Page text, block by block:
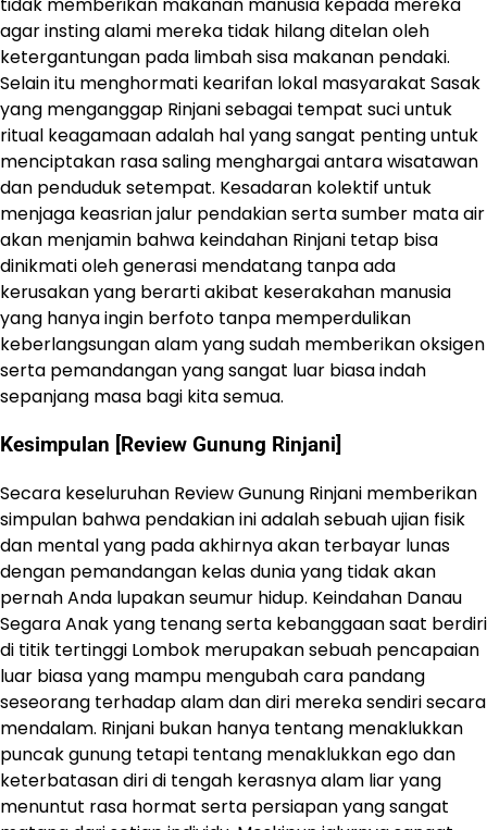
agar insting alami mereka tidak hilang ditelan oleh
ketergantungan pada limbah sisa makanan pendaki.
Selain itu menghormati kearifan lokal masyarakat Sasak
yang menganggap Rinjani sebagai tempat suci untuk
ritual keagamaan adalah hal yang sangat penting untuk
menciptakan rasa saling menghargai antara wisatawan
dan penduduk setempat. Kesadaran kolektif untuk
menjaga keasrian jalur pendakian serta sumber mata air
akan menjamin bahwa keindahan Rinjani tetap bisa
dinikmati oleh generasi mendatang tanpa ada
kerusakan yang berarti akibat keserakahan manusia
yang hanya ingin berfoto tanpa memperdulikan
keberlangsungan alam yang sudah memberikan oksigen
serta pemandangan yang sangat luar biasa indah
sepanjang masa bagi kita semua.
Kesimpulan [Review Gunung Rinjani]
Secara keseluruhan Review Gunung Rinjani memberikan
simpulan bahwa pendakian ini adalah sebuah ujian fisik
dan mental yang pada akhirnya akan terbayar lunas
dengan pemandangan kelas dunia yang tidak akan
pernah Anda lupakan seumur hidup. Keindahan Danau
Segara Anak yang tenang serta kebanggaan saat berdiri
di titik tertinggi Lombok merupakan sebuah pencapaian
luar biasa yang mampu mengubah cara pandang
seseorang terhadap alam dan diri mereka sendiri secara
mendalam. Rinjani bukan hanya tentang menaklukkan
puncak gunung tetapi tentang menaklukkan ego dan
keterbatasan diri di tengah kerasnya alam liar yang
menuntut rasa hormat serta persiapan yang sangat